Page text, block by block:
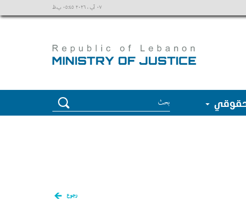
٠٧ آب ، ٢٠٢٦ ٠٥:٤٥ ب.ظ
رجوع